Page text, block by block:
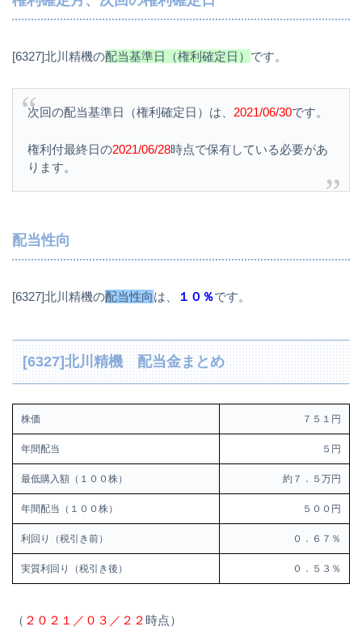
[6327]北川精機の配当基準日（権利確定日） です。
次回の配当基準日（権利確定日）は、 2021/06/30です。
権利付最終日の2021/06/28時点で保有している必要があ
ります。
配当性向
[6327]北川精機の配当性向は、 １０％です。
[6327]北川精機 配当金まとめ
株価 ７５１円
年間配当 ５円
最低購入額（１００株） 約７．５万円
年間配当（１００株） ５００円
利回り（税引き前） ０．６７％
実質利回り（税引き後） ０．５３％
（ ２０２１／０３／２２時点）